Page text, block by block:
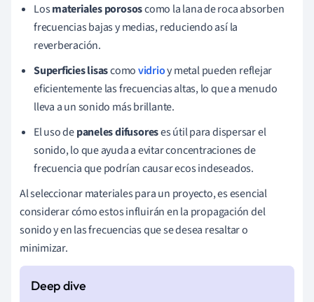
Losmateriales porososcomo la lana de roca absorben
frecuencias bajas y medias, reduciendo así la
reverberación.
Superficies lisascomovidrioy metal pueden reflejar
eficientemente las frecuencias altas, lo que a menudo
lleva a un sonido más brillante.
El uso depaneles difusoreses útil para dispersar el
sonido, lo que ayuda a evitar concentraciones de
frecuencia que podrían causar ecos indeseados.
Al seleccionar materiales para un proyecto, es esencial
considerar cómo estos influirán en la propagación del
sonido y en las frecuencias que se desea resaltar o
minimizar.